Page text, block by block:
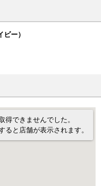
ー）
得できませんでした。
ると店舗が表示されます。